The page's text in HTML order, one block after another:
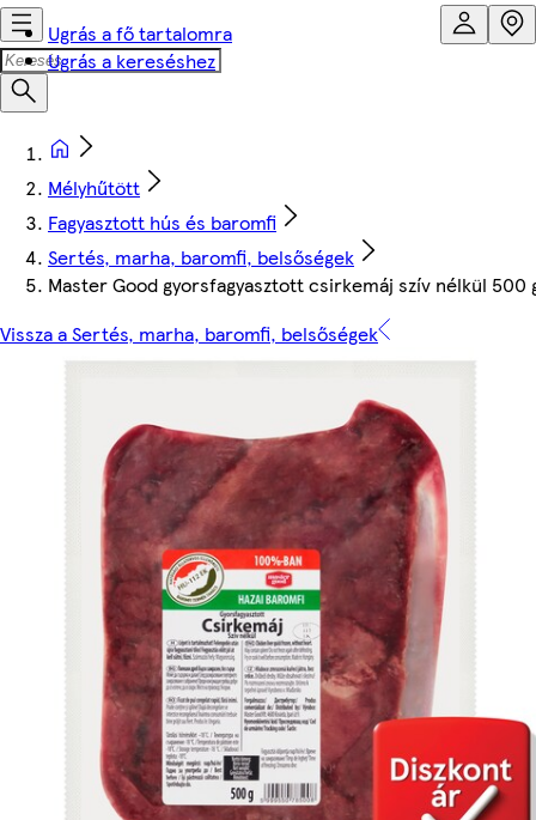
Ugrás a fő tartalomra
Ugrás a kereséshez
Mélyhűtött
Fagyasztott hús és baromfi
Sertés, marha, baromfi, belsőségek
Master Good gyorsfagyasztott csirkemáj szív nélkül 500
Vissza a Sertés, marha, baromfi, belsőségek